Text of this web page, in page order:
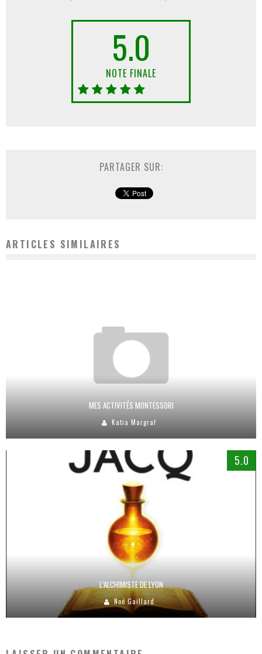
5.0
NOTE FINALE
PARTAGER SUR:
ARTICLES SIMILAIRES
MES ACTIVITÉS MONTESSORI
Katia Margraf
5.0
L’ALCHIMISTE DE LYON
Noé Gaillard